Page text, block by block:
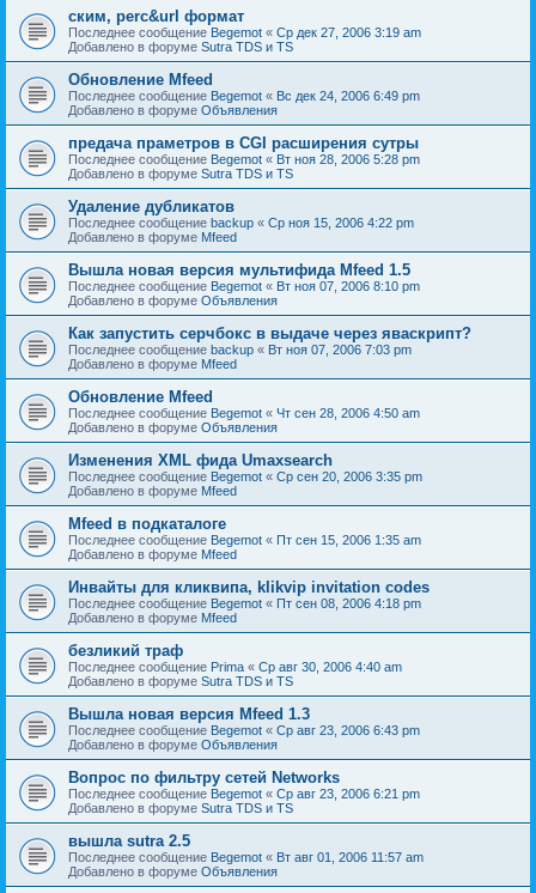
ским, perc&url формат
Последнее сообщение Begemot « Ср дек 27, 2006 3:19 am
Добавлено в форуме Sutra TDS и TS
Обновление Mfeed
Последнее сообщение Begemot « Вс дек 24, 2006 6:49 pm
Добавлено в форуме Объявления
предача праметров в CGI расширения сутры
Последнее сообщение Begemot « Вт ноя 28, 2006 5:28 pm
Добавлено в форуме Sutra TDS и TS
Удаление дубликатов
Последнее сообщение backup « Ср ноя 15, 2006 4:22 pm
Добавлено в форуме Mfeed
Вышла новая версия мультифида Mfeed 1.5
Последнее сообщение Begemot « Вт ноя 07, 2006 8:10 pm
Добавлено в форуме Объявления
Как запустить серчбокс в выдаче через яваскрипт?
Последнее сообщение backup « Вт ноя 07, 2006 7:03 pm
Добавлено в форуме Mfeed
Обновление Mfeed
Последнее сообщение Begemot « Чт сен 28, 2006 4:50 am
Добавлено в форуме Объявления
Изменения XML фида Umaxsearch
Последнее сообщение Begemot « Ср сен 20, 2006 3:35 pm
Добавлено в форуме Mfeed
Mfeed в подкаталоге
Последнее сообщение Begemot « Пт сен 15, 2006 1:35 am
Добавлено в форуме Mfeed
Инвайты для кликвипа, klikvip invitation codes
Последнее сообщение Begemot « Пт сен 08, 2006 4:18 pm
Добавлено в форуме Mfeed
безликий траф
Последнее сообщение Prima « Ср авг 30, 2006 4:40 am
Добавлено в форуме Sutra TDS и TS
Вышла новая версия Mfeed 1.3
Последнее сообщение Begemot « Ср авг 23, 2006 6:43 pm
Добавлено в форуме Объявления
Вопрос по фильтру сетей Networks
Последнее сообщение Begemot « Ср авг 23, 2006 6:21 pm
Добавлено в форуме Sutra TDS и TS
вышла sutra 2.5
Последнее сообщение Begemot « Вт авг 01, 2006 11:57 am
Добавлено в форуме Объявления